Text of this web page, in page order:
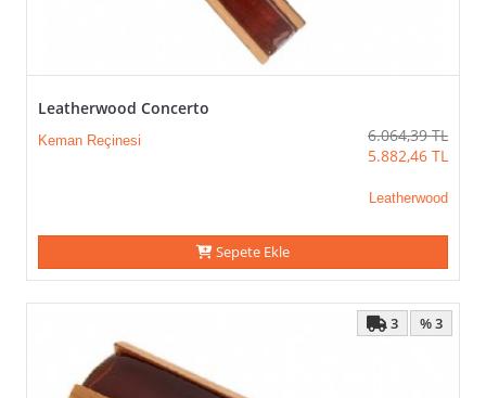
Leatherwood Concerto
Keman Reçinesi 6.064,39 TL
5.882,46 TL
Leatherwood
Sepete Ekle
% 3
3